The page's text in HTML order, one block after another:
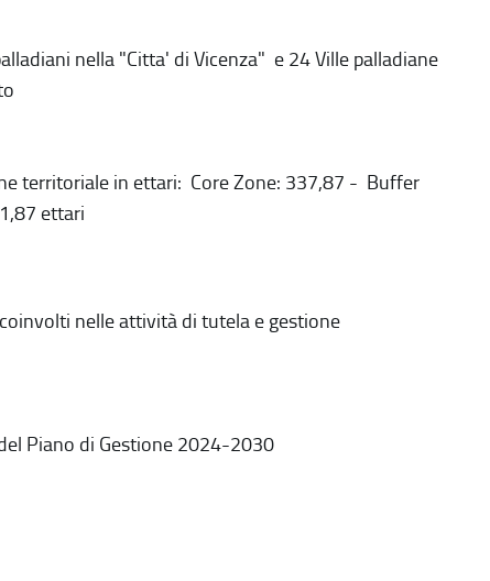
nella "Citta' di Vicenza" e 24 Ville palladiane
territoriale in ettari: Core Zone: 337,87 - Buffer
ettari
nelle attività di tutela e gestione
Piano di Gestione 2024-2030